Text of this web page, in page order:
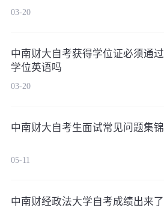
03-20
中南财大自考获得学位证必须通过
学位英语吗
03-20
中南财大自考生面试常见问题集锦
05-11
中南财经政法大学自考成绩出来了